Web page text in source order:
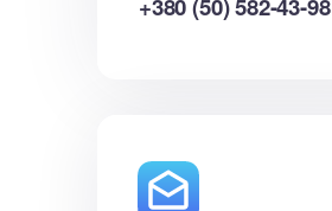
+380 (50) 582-43-98